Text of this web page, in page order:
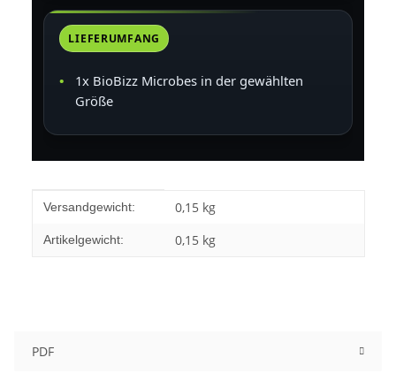
LIEFERUMFANG
1x BioBizz Microbes in der gewählten
Größe
Produkteigenschaft
Wert
Versandgewicht: 0,15 kg
Artikelgewicht: 0,15 kg
PDF